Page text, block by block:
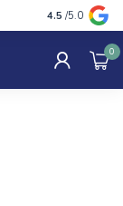
Advies van
4.5 /5.0
0